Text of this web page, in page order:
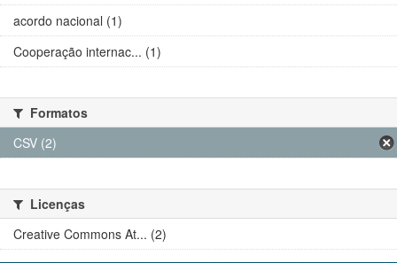
acordo nacional (1)
Cooperação internac... (1)
Formatos
CSV (2)
Licenças
Creative Commons At... (2)